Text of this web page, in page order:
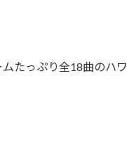
たっぷり全18曲のハワ